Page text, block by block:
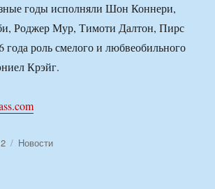
годы исполняли Шон Коннери,
Роджер Мур, Тимоти Далтон, Пирс
года роль смелого и любвеобильного
Крэйг.
Рубрики
Новости